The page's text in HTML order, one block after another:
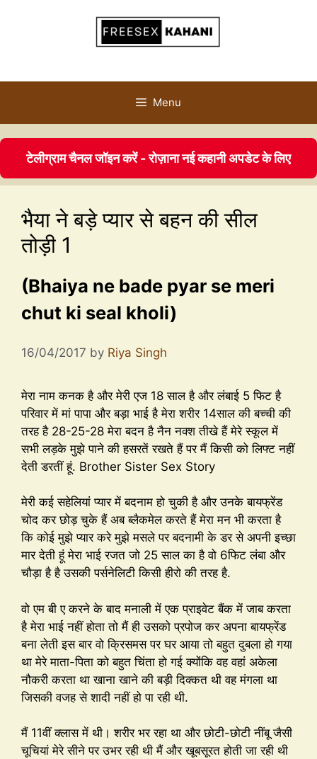
Menu
टेलीग्राम चैनल जॉइन करें - रोज़ाना नई कहानी अपडेट के लिए
भैया ने बड़े प्यार से बहन की सील
तोड़ी 1
(Bhaiya ne bade pyar se meri
chut ki seal kholi)
16/04/2017 by Riya Singh
मेरा नाम कनक है और मेरी एज 18 साल है और लंबाई 5 फिट है
परिवार में मां पापा और बड़ा भाई है मेरा शरीर 14साल की बच्ची की
तरह है 28-25-28 मेरा बदन है नैन नक्श तीखे हैं मेरे स्कूल में
सभी लड़के मुझे पाने की हसरतें रखते हैं पर मैं किसी को लिफ्ट नहीं
देती डरतीं हूं. Brother Sister Sex Story
मेरी कई सहेलियां प्यार में बदनाम हो चुकी है और उनके बायफ्रेंड
चोद कर छोड़ चुके हैं अब ब्लैकमेल करते हैं मेरा मन भी करता है
कि कोई मुझे प्यार करे मुझे मसले पर बदनामी के डर से अपनी इच्छा
मार देती हूं मेरा भाई रजत जो 25 साल का है वो 6फिट लंबा और
चौड़ा है है उसकी पर्सनेलिटी किसी हीरो की तरह है.
वो एम बी ए करने के बाद मनाली में एक प्राइवेट बैंक में जाब करता
है मेरा भाई नहीं होता तो मैं ही उसको प्रपोज कर अपना बायफ्रेंड
बना लेती इस बार वो क्रिसमस पर घर आया तो बहुत दुबला हो गया
था मेरे माता-पिता को बहुत चिंता हो गई क्योंकि वह वहां अकेला
नौकरी करता था खाना खाने की बड़ी दिक्कत थी वह मंगला था
जिसकी वजह से शादी नहीं हो पा रही थी.
मैं 11वीं क्लास में थी। शरीर भर रहा था और छोटी-छोटी नींबू जैसी
चूचियां मेरे सीने पर उभर रही थी मैं और खूबसूरत होती जा रही थी